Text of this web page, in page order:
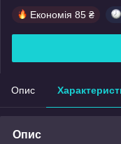
Економія 85 ₴
Опис
Опис